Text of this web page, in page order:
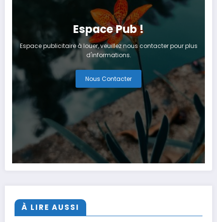
Espace Pub !
Espace publicitaire à louer, veuillez nous contacter pour plus
d'informations.
Nous Contacter
À LIRE AUSSI